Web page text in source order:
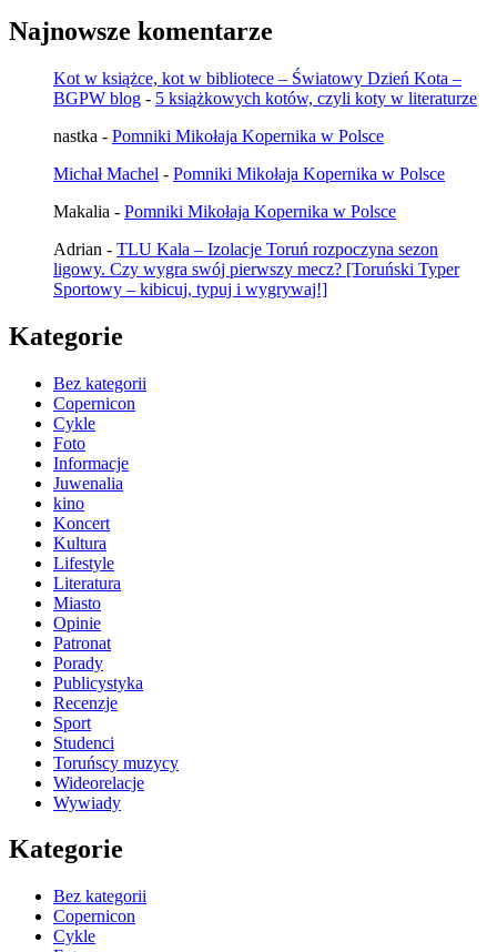
Najnowsze komentarze
Kot w książce, kot w bibliotece – Światowy Dzień Kota –
BGPW blog - 5 książkowych kotów, czyli koty w literaturze
nastka - Pomniki Mikołaja Kopernika w Polsce
Michał Machel - Pomniki Mikołaja Kopernika w Polsce
Makalia - Pomniki Mikołaja Kopernika w Polsce
Adrian - TLU Kala – Izolacje Toruń rozpoczyna sezon
ligowy. Czy wygra swój pierwszy mecz? [Toruński Typer
Sportowy – kibicuj, typuj i wygrywaj!]
Kategorie
Bez kategorii
Copernicon
Cykle
Foto
Informacje
Juwenalia
kino
Koncert
Kultura
Lifestyle
Literatura
Miasto
Opinie
Patronat
Porady
Publicystyka
Recenzje
Sport
Studenci
Toruńscy muzycy
Wideorelacje
Wywiady
Kategorie
Bez kategorii
Copernicon
Cykle